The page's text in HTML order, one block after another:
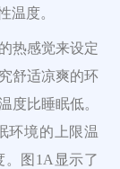
温度。
热感觉来设定
舒适凉爽的环
度比睡眠低。
环境的上限温
图1A显示了